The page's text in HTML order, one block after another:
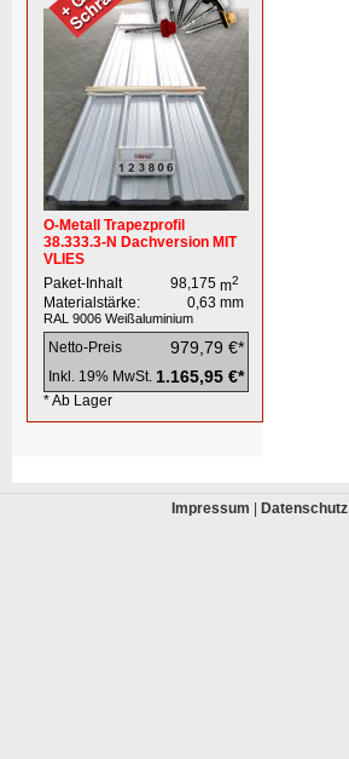
O-Metall Trapezprofil
38.333.3-N Dachversion MIT
VLIES
Paket-Inhalt
98,175 m2
Materialstärke: 0,63 mm
RAL 9006 Weißaluminium
Netto-Preis 979,79 €*
Inkl. 19% MwSt. 1.165,95 €*
* Ab Lager
Impressum Datenschutz